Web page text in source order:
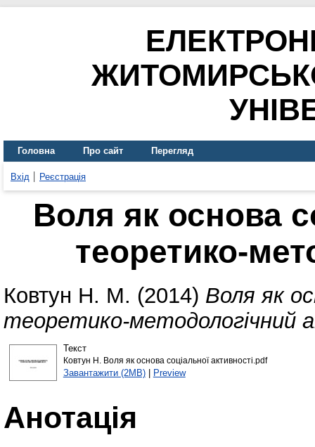
Головна Про сайт Перегляд
Вхід Реєстрація
Воля як основа
теоретико-
Ковтун Н. М. (2014) Воля як
теоретико-методологічний
Текст
Ковтун Н. Воля як основа соціальної активності.pdf
Завантажити (2MB)| Preview
Анотація